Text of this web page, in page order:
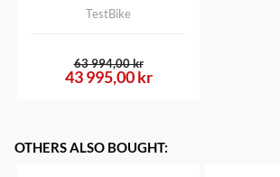
TestBike
43 995,00 kr
63 994,00 kr
OTHERS ALSO BOUGHT: